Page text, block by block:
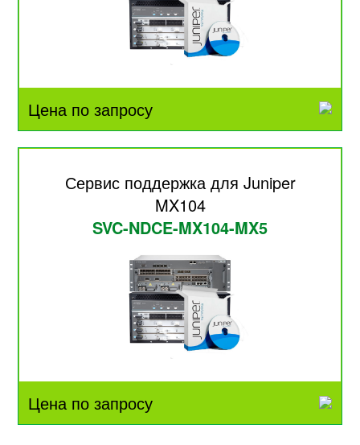
Цена по запросу
Сервис поддержка для Juniper
MX104
SVC-NDCE-MX104-MX5
Цена по запросу